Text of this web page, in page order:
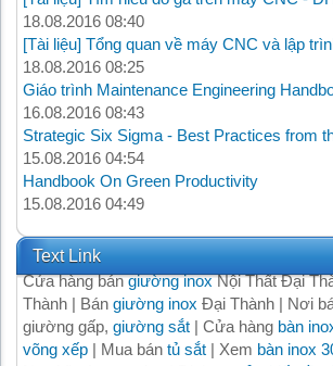
18.08.2016 08:40
[Tài liệu] Tổng quan về máy CNC và lập
18.08.2016 08:25
Giáo trình Maintenance Engineering
16.08.2016 08:43
Strategic Six Sigma - Best Practices from
15.08.2016 04:54
Handbook On Green Productivity
15.08.2016 04:49
Text Link
Cửa hàng bángiường inoxNội Thất Đại
Thành | Bán giường inox Đại Thành | Nơi
giường gấp, giường sắt | Cửa hàng bàn
võng xếp | Mua bán tủ sắt | Xem bàn inox